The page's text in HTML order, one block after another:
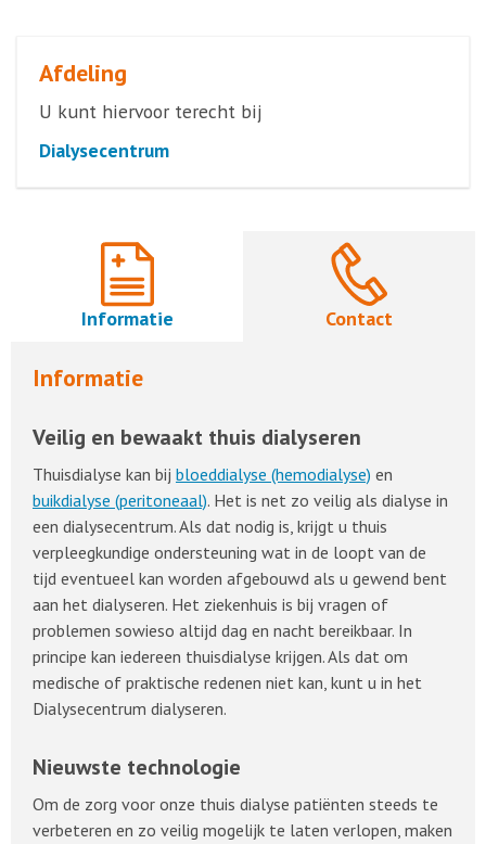
Afdeling
U kunt hiervoor terecht bij
Dialysecentrum
Informatie Contact
Informatie
Veilig en bewaakt thuis dialyseren
Thuisdialyse kan bij bloeddialyse (hemodialyse) en
buikdialyse (peritoneaal). Het is net zo veilig als dialyse in
een dialysecentrum. Als dat nodig is, krijgt u thuis
verpleegkundige ondersteuning wat in de loopt van de
tijd eventueel kan worden afgebouwd als u gewend bent
aan het dialyseren. Het ziekenhuis is bij vragen of
problemen sowieso altijd dag en nacht bereikbaar. In
principe kan iedereen thuisdialyse krijgen. Als dat om
medische of praktische redenen niet kan, kunt u in het
Dialysecentrum dialyseren.
Nieuwste technologie
Om de zorg voor onze thuis dialyse patiënten steeds te
verbeteren en zo veilig mogelijk te laten verlopen, maken